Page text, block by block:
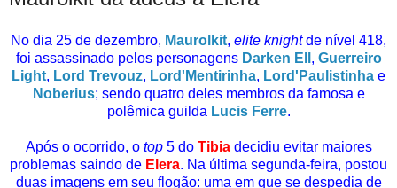
No dia 25 de dezembro, Maurolkit, elite knightde nível 418,
foi assassinado pelos personagens Darken Ell , Guerreiro
Light, Lord Trevouz, Lord'Mentirinha, Lord'Paulistinha e
Noberius; sendo quatro deles membros da famosa e
polêmica guilda Lucis Ferre.
Após o ocorrido, o top5 do Tibiadecidiu evitar maiores
problemas saindo de Elera. Na última segunda-feira, postou
duas imagens em seu flogão: uma em que se despedia de